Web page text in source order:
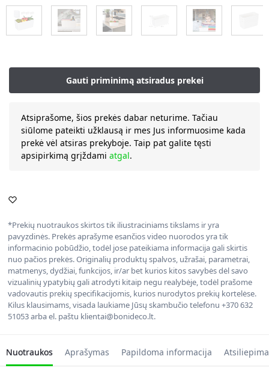
Atsiprašome, šios prekės dabar neturime. Tačiau
siūlome pateikti užklausą ir mes Jus informuosime kada
prekė vėl atsiras prekyboje. Taip pat galite tęsti
apsipirkimą grįždami atgal.
*Prekių nuotraukos skirtos tik iliustraciniams tikslams ir yra
pavyzdinės. Prekės aprašyme esančios video nuorodos yra tik
informacinio pobūdžio, todėl jose pateikiama informacija gali skirtis
nuo pačios prekės. Originalių produktų spalvos, užrašai, parametrai,
matmenys, dydžiai, funkcijos, ir/ar bet kurios kitos savybės dėl savo
vizualinių ypatybių gali atrodyti kitaip negu realybėje, todėl prašome
vadovautis prekių specifikacijomis, kurios nurodytos prekių kortelėse.
Kilus klausimams, visada laukiame Jūsų skambučio telefonu +370 632
51053 arba el. paštu klientai@bonideco.lt.
Nuotraukos Aprašymas Papildoma informacija